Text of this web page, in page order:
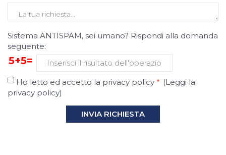
Sistema ANTISPAM, sei umano? Rispondi alla domanda
seguente:
5+5=
Ho letto ed accetto la privacy policy * (Leggi la
privacy policy)
INVIA RICHIESTA